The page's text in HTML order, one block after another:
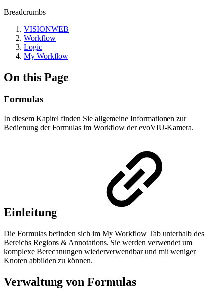
Breadcrumbs
VISIONWEB
Workflow
Logic
My Workflow
On this Page
Formulas
In diesem Kapitel finden Sie allgemeine Informationen zur
Bedienung der Formulas im Workflow der evoVIU-Kamera.
Einleitung
Die Formulas befinden sich im My Workflow Tab unterhalb des
Bereichs Regions & Annotations. Sie werden verwendet um
komplexe Berechnungen wiederverwendbar und mit weniger
Knoten abbilden zu können.
Verwaltung von Formulas